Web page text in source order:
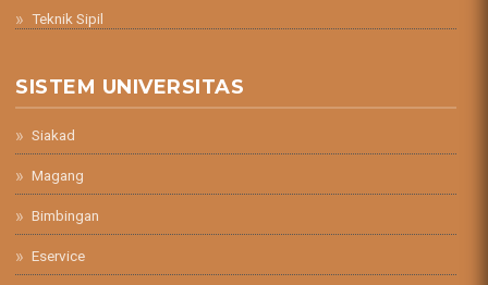
Teknik Sipil
SISTEM UNIVERSITAS
Siakad
Magang
Bimbingan
Eservice